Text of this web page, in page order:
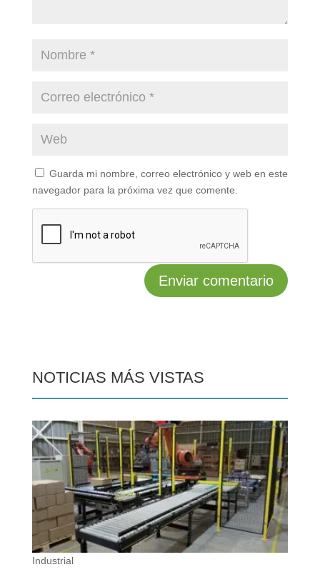
Guarda mi nombre, correo electrónico y web en este
navegador para la próxima vez que comente.
NOTICIAS MÁS VISTAS